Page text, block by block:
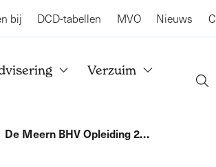
bij DCD-tabellen MVO Nieuws
Verzuim
De Meern BHV Opleiding 2…